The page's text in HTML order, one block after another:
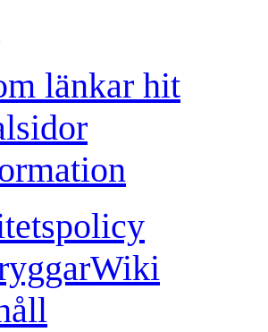
länkar hit